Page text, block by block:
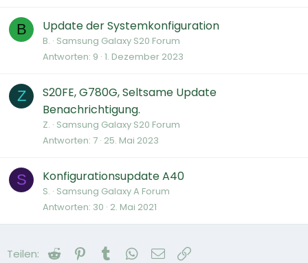
B Update der Systemkonfiguration
B. Samsung Galaxy S20 Forum
Antworten 9 1. Dezember 2023
Z
S20FE, G780G, Seltsame Update
Benachrichtigung.
Z. Samsung Galaxy S20 Forum
Antworten 7 25. Mai 2023
S Konfigurationsupdate A40
S. Samsung Galaxy A Forum
Antworten 30 2. Mai 2021
Teilen: Reddit Pinterest
Tumblr WhatsApp
E-Mail